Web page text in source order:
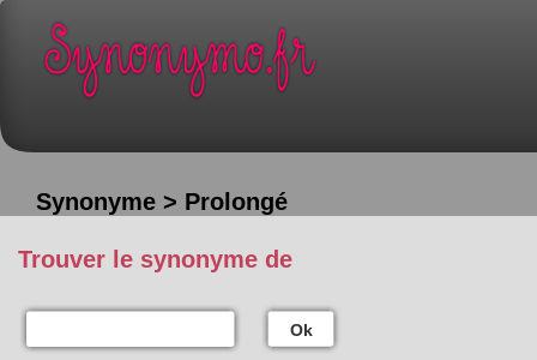
Synonyme > Prolongé
Trouver le synonyme de
Ok